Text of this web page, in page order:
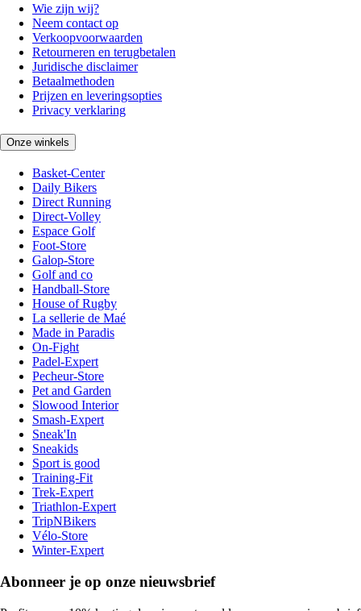
Wie zijn wij?
Neem contact op
Verkoopvoorwaarden
Retourneren en terugbetalen
Juridische disclaimer
Betaalmethoden
Prijzen en leveringsopties
Privacy verklaring
Onze winkels
Basket-Center
Daily Bikers
Direct Running
Direct-Volley
Espace Golf
Foot-Store
Galop-Store
Golf and co
Handball-Store
House of Rugby
La sellerie de Maé
Made in Paradis
On-Fight
Padel-Expert
Pecheur-Store
Pet and Garden
Slowood Interior
Smash-Expert
Sneak'In
Sneakids
Sport is good
Training-Fit
Trek-Expert
Triathlon-Expert
TripNBikers
Vélo-Store
Winter-Expert
Abonneer je op onze nieuwsbrief